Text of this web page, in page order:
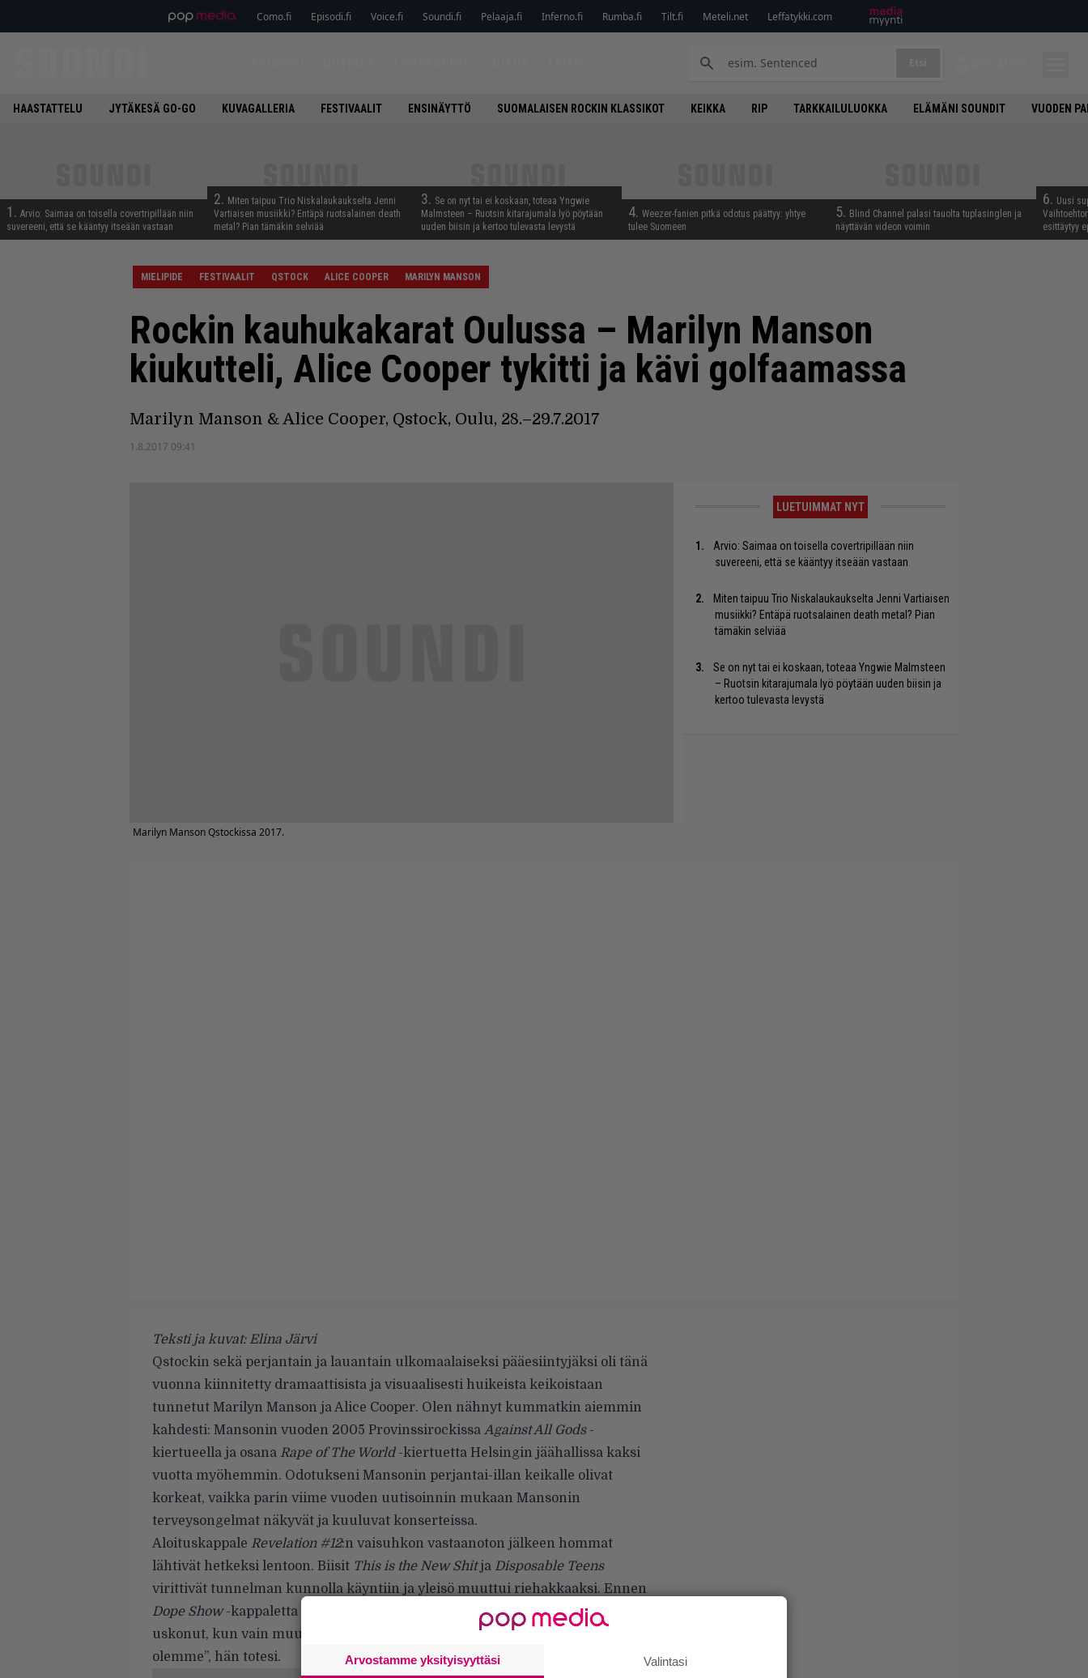
Como.fi Episodi.fi Voice.fi Soundi.fi Pelaaja.fi Inferno.fi Rumba.fi Tilt.fi Meteli.net Leffatykki.com
HAASTATTELU JYTÄKESÄ GO-GO KUVAGALLERIA FESTIVAALIT ENSINÄYTTÖ SUOMALAISEN ROCKIN KLASSIKOT KEIKKA RIP TARKKAILULUOKKA ELÄMÄNI SOUNDIT VUODEN
1. Arvio: Saimaa on toisella covertripillään niin
suvereeni, että se kääntyy itseään vastaan
2. Miten taipuu Trio Niskalaukaukselta Jenni
Vartiaisen musiikki? Entäpä ruotsalainen death
metal? Pian tämäkin selviää
3. Se on nyt tai ei koskaan, toteaa Yngwie
Malmsteen – Ruotsin kitarajumala lyö pöytään
uuden biisin ja kertoo tulevasta levystä
4. Weezer-fanien pitkä odotus päättyy: yhtye
tulee Suomeen
5. Blind Channel palasi tauolta tuplasinglen ja
näyttävän videon voimin
6. Uusi
esittäytyy
MIELIPIDE FESTIVAALIT QSTOCK ALICE COOPER MARILYN MANSON
Rockin kauhukakarat Oulussa – Marilyn Manson
kiukutteli, Alice Cooper tykitti ja kävi golfaamassa
Marilyn Manson & Alice Cooper, Qstock, Oulu, 28.–29.7.2017
1.8.2017 09:41
Marilyn Manson Qstockissa 2017.
LUETUIMMAT NYT
Arvio: Saimaa on toisella covertripillään niin
suvereeni, että se kääntyy itseään vastaan
Miten taipuu Trio Niskalaukaukselta Jenni Vartiaisen
musiikki? Entäpä ruotsalainen death metal? Pian
tämäkin selviää
Se on nyt tai ei koskaan, toteaa Yngwie Malmsteen
– Ruotsin kitarajumala lyö pöytään uuden biisin ja
kertoo tulevasta levystä
Teksti ja kuvat: Elina Järvi
Qstockin sekä perjantain ja lauantain ulkomaalaiseksi pääesiintyjäksi oli tänä
vuonna kiinnitetty dramaattisista ja visuaalisesti huikeista keikoistaan
tunnetut Marilyn Manson jaAlice Cooper. Olen nähnyt kummatkin aiemmin
kahdesti: Mansonin vuoden 2005 Provinssirockissa Against All Gods-
kiertueella ja osana Rape of The World-kiertuetta Helsingin jäähallissa kaksi
vuotta myöhemmin. Odotukseni Mansonin perjantai-illan keikalle olivat
korkeat, vaikka parin viime vuoden uutisoinnin mukaan Mansonin
terveysongelmat näkyvät ja kuuluvat konserteissa.
Aloituskappale Revelation #12:n vaisuhkon vastaanoton jälkeen hommat
lähtivät hetkeksi lentoon. Biisit This is the New Shitja Disposable Teens
virittivät tunnelman kunnolla käyntiin ja yleisö muuttui riehakkaaksi. Ennen
Dope Show-kappaletta Manson kysyi, kuinka moni yleisöstä on kamoissa, eikä
uskonut, kun vain muutama ihminen yleisöstä nosti kätensä. ”No, me ainakin
olemme”, hän totesi.
Arvostamme yksityisyyttäsi Valintasi